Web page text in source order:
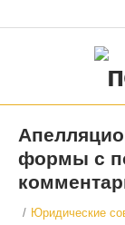
формы с
/ Юридические